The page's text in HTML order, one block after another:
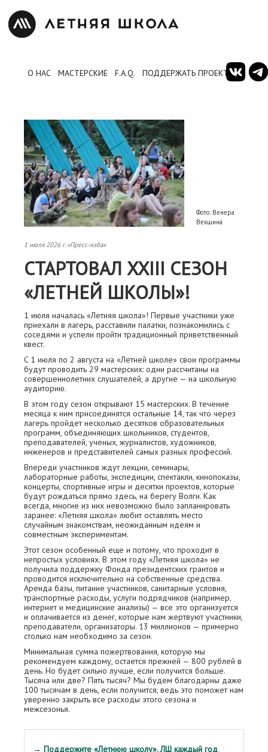
О НАС МАСТЕРСКИЕ F.A.Q. ПОДДЕРЖАТЬ ПРОЕКТ
Фото: Венера
Векшина
1 июля 2026 г. «Пресс-изба»
СТАРТОВАЛ XXIII СЕЗОН
«ЛЕТНЕЙ ШКОЛЫ»!
1 июля началась «Летняя школа»! Первые участники уже
приехали в лагерь, расставили палатки, познакомились с
соседями и успели пройти традиционный приветственный
квест.
C 1 июля по 2 августа на «Летней школе» свои программы
будут проводить 29 мастерских: одни рассчитаны на
совершеннолетних слушателей, а другие — на школьную
аудиторию.
В этом году сезон открывают 15 мастерских. В течение
месяца к ним присоединятся остальные 14, так что через
лагерь пройдет несколько десятков образовательных
программ, объединяющих школьников, студентов,
преподавателей, ученых, журналистов, художников,
инженеров и представителей самых разных профессий.
Впереди участников ждут лекции, семинары,
лабораторные работы, экспедиции, спектакли, кинопоказы,
концерты, спортивные игры и десятки проектов, которые
будут рождаться прямо здесь, на берегу Волги. Как
всегда, многие из них невозможно было запланировать
заранее: «Летняя школа» любит оставлять место
случайным знакомствам, неожиданным идеям и
совместным экспериментам.
Этот сезон особенный еще и потому, что проходит в
непростых условиях. В этом году «Летняя школа» не
получила поддержку Фонда президентских грантов и
проводится исключительно на собственные средства.
Аренда базы, питание участников, санитарные условия,
транспортные расходы, услуги подрядчиков (например,
интернет и медицинские анализы) — все это организуется
и оплачивается из денег, которые нам жертвуют участники,
преподаватели, организаторы. 13 миллионов — примерно
столько нам необходимо за сезон.
Минимальная сумма пожертвования, которую мы
рекомендуем каждому, остается прежней — 800 рублей в
день. Но будет сильно лучше, если получится больше.
Тысяча или две? Пять тысяч? Мы будем благодарны даже
100 тысячам в день, если получится, ведь это поможет нам
уверенно закрыть все расходы этого сезона и
межсезонья.
→ Поддержите «Летнюю школу». ЛШ каждый год